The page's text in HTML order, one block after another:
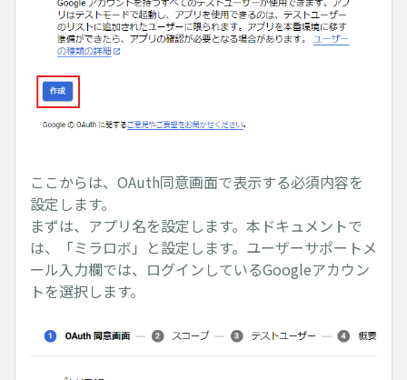
ここからは、OAuth同意画面で表示する必須内容を
設定します。
まずは、アプリ名を設定します。本ドキュメントで
は、「ミラロボ」と設定します。ユーザーサポートメ
ール入力欄では、ログインしているGoogleアカウン
トを選択します。